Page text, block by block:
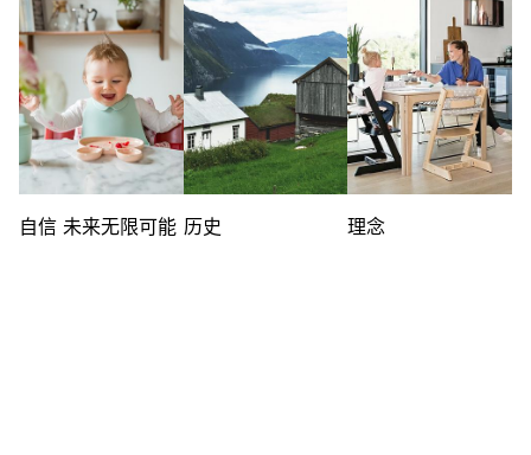
自信 未来无限可能 历史 理念